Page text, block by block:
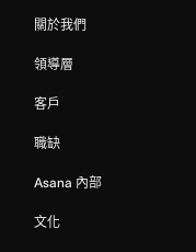
關於我們
領導層
客戶
職缺
Asana 內部
文化